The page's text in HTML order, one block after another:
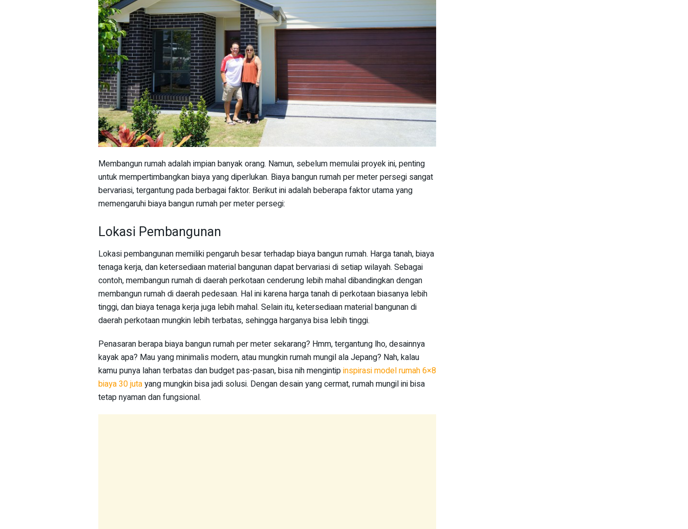
Membangun rumah adalah impian banyak orang. Namun, sebelum memulai proyek ini, penting
untuk mempertimbangkan biaya yang diperlukan. Biaya bangun rumah per meter persegi sangat
bervariasi, tergantung pada berbagai faktor. Berikut ini adalah beberapa faktor utama yang
memengaruhi biaya bangun rumah per meter persegi:
Lokasi Pembangunan
Lokasi pembangunan memiliki pengaruh besar terhadap biaya bangun rumah. Harga tanah, biaya
tenaga kerja, dan ketersediaan material bangunan dapat bervariasi di setiap wilayah. Sebagai
contoh, membangun rumah di daerah perkotaan cenderung lebih mahal dibandingkan dengan
membangun rumah di daerah pedesaan. Hal ini karena harga tanah di perkotaan biasanya lebih
tinggi, dan biaya tenaga kerja juga lebih mahal. Selain itu, ketersediaan material bangunan di
daerah perkotaan mungkin lebih terbatas, sehingga harganya bisa lebih tinggi.
Penasaran berapa biaya bangun rumah per meter sekarang? Hmm, tergantung lho, desainnya
kayak apa? Mau yang minimalis modern, atau mungkin rumah mungil ala Jepang? Nah, kalau
kamu punya lahan terbatas dan budget pas-pasan, bisa nih mengintipinspirasi model rumah 6×8
biaya 30 jutayang mungkin bisa jadi solusi. Dengan desain yang cermat, rumah mungil ini bisa
tetap nyaman dan fungsional.